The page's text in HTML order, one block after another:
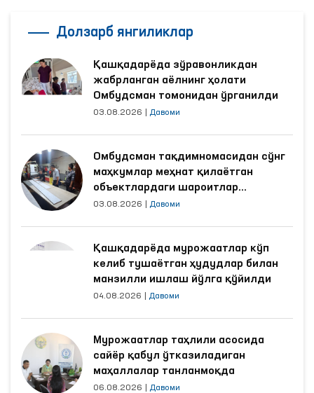
Долзарб янгиликлар
Қашқадарёда зўравонликдан
жабрланган аёлнинг ҳолати
Омбудсман томонидан ўрганилди
03.08.2026 Давоми
Омбудсман тақдимномасидан сўнг
маҳкумлар меҳнат қилаётган
объектлардаги шароитлар
яхшиланди
03.08.2026 Давоми
Қашқадарёда мурожаатлар кўп
келиб тушаётган ҳудудлар билан
манзилли ишлаш йўлга қўйилди
04.08.2026 Давоми
Мурожаатлар таҳлили асосида
сайёр қабул ўтказиладиган
маҳаллалар танланмоқда
06.08.2026 Давоми